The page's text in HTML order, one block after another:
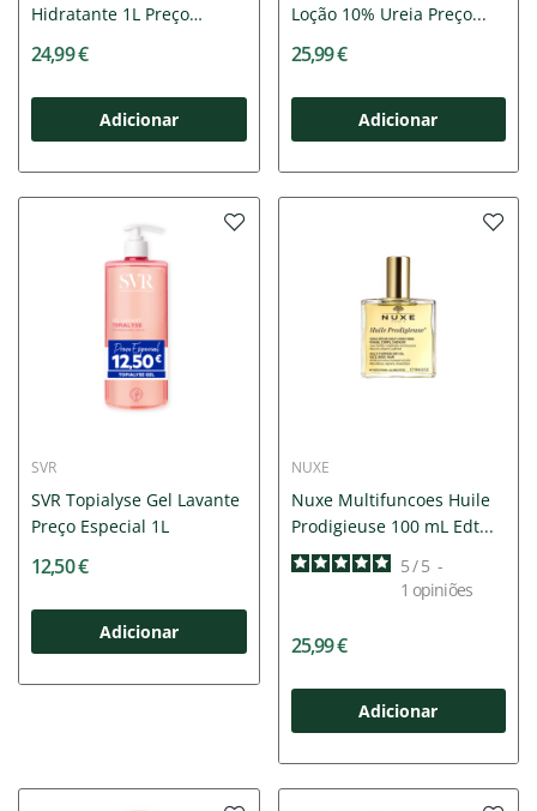
Hidratante 1L Preço
24,99 €
Adicionar
Loção 10% Ureia Preço...
25,99 €
Adicionar
SVR
SVR Topialyse Gel Lavante
Preço Especial 1L
12,50 €
Adicionar
NUXE
Nuxe Multifuncoes Huile
Prodigieuse 100 mL Edt...
5/ 5 -
1 opiniões
25,99 €
Adicionar